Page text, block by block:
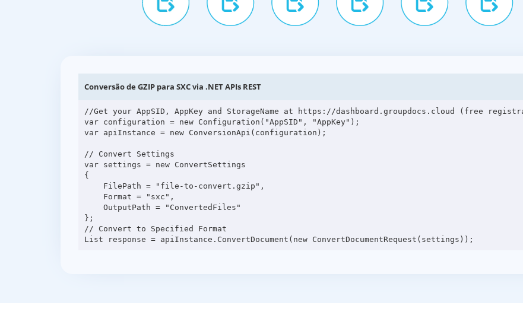
Conversão de GZIP para SXC via .NET APIs REST
//Get your AppSID, AppKey and StorageName at https://dashboard.groupdocs.cloud (free
var configuration = new Configuration("AppSID", "AppKey");
var apiInstance = new ConversionApi(configuration);
// Convert Settings
var settings = new ConvertSettings
{
};
// Convert to Specified Format